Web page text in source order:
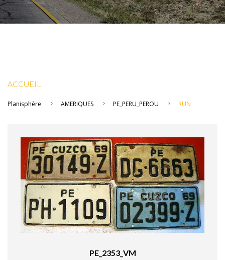
ACCUEIL
Planisphère AMERIQUES PE_PERU_PEROU RUN
PE_2353_VM